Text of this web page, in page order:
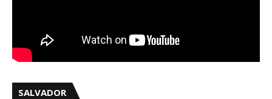
SALVADOR